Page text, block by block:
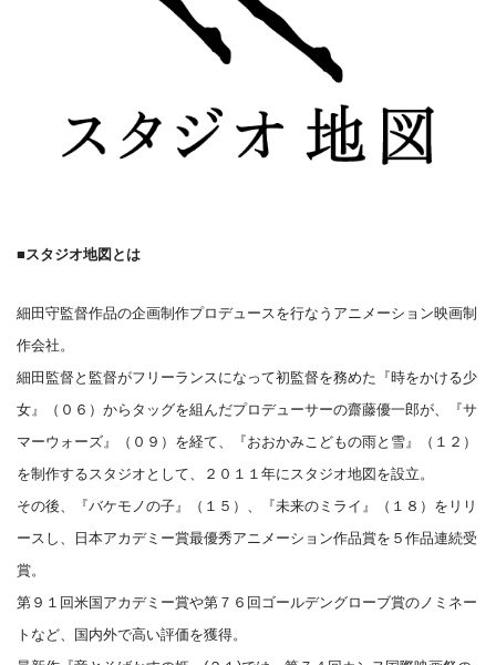
■スタジオ地図とは
細田守監督作品の企画制作プロデュースを行なうアニメーション映画制
作会社。
細田監督と監督がフリーランスになって初監督を務めた『時をかける少
女』（０６）からタッグを組んだプロデューサーの齋藤優一郎が、『サ
マーウォーズ』（０９）を経て、『おおかみこどもの雨と雪』（１２）
を制作するスタジオとして、２０１１年にスタジオ地図を設立。
その後、『バケモノの子』（１５）、『未来のミライ』（１８）をリリ
ースし、日本アカデミー賞最優秀アニメーション作品賞を５作品連続受
賞。
第９１回米国アカデミー賞や第７６回ゴールデングローブ賞のノミネー
トなど、国内外で高い評価を獲得。